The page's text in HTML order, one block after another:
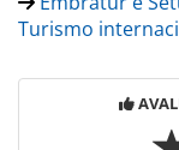
Turismo